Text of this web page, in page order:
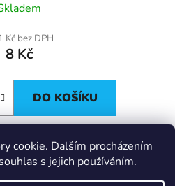
cookie. Dalším procházením
s jejich používáním.
Kč bez DPH
8 Kč
DO KOŠÍKU
e-shop